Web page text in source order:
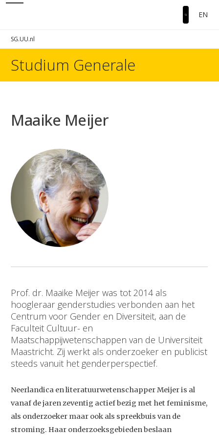
EN
SG.UU.nl
Studium Generale
Maaike Meijer
Prof. dr. Maaike Meijer was tot 2014 als
hoogleraar genderstudies verbonden aan het
Centrum voor Gender en Diversiteit, aan de
Faculteit Cultuur- en
Maatschappijwetenschappen van de Universiteit
Maastricht. Zij werkt als onderzoeker en publicist
steeds vanuit het genderperspectief.
Neerlandica en literatuurwetenschapper Meijer is al
vanaf de jaren zeventig actief bezig met het feminisme,
als onderzoeker maar ook als spreekbuis van de
stroming. Haar onderzoeksgebieden beslaan